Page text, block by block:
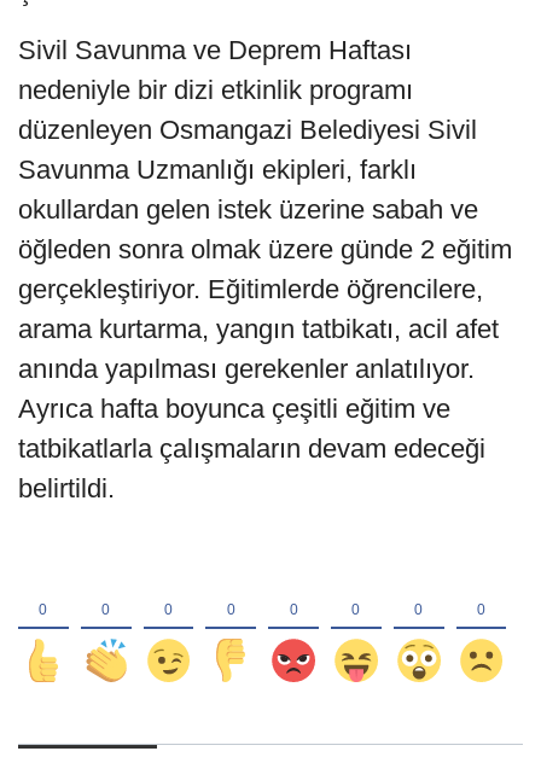
Sivil Savunma ve Deprem Haftası
nedeniyle bir dizi etkinlik programı
düzenleyen Osmangazi Belediyesi Sivil
Savunma Uzmanlığı ekipleri, farklı
okullardan gelen istek üzerine sabah ve
öğleden sonra olmak üzere günde 2 eğitim
gerçekleştiriyor. Eğitimlerde öğrencilere,
arama kurtarma, yangın tatbikatı, acil afet
anında yapılması gerekenler anlatılıyor.
Ayrıca hafta boyunca çeşitli eğitim ve
tatbikatlarla çalışmaların devam edeceği
belirtildi.